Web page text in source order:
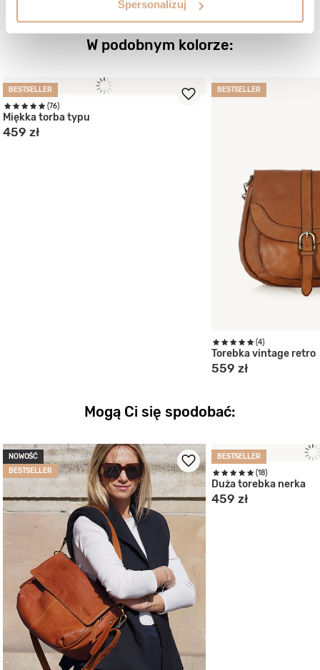
Spersonalizuj
ZOBACZ WIĘCEJ
W podobnym kolorze:
BESTSELLER BESTSELLER
(4)
Torebka vintage retro
559 zł
Mogą Ci się spodobać:
NOWOŚĆ
BESTSELLER
BESTSELLER